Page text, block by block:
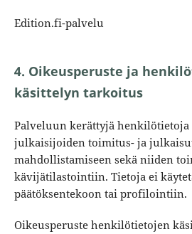
Edition.fi-palvelu
4. Oikeusperuste ja
käsittelyn tarkoitus
Palveluun kerättyjä henkilötietoja
julkaisijoiden toimitus- ja
mahdollistamiseen sekä niiden
kävijätilastointiin. Tietoja ei
päätöksentekoon tai profilointiin.
Oikeusperuste henkilötietojen